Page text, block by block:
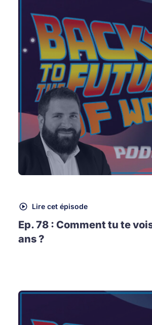
Lire cet épisode
Ep. 78 : Comment tu te
ans ?